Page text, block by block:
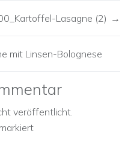
Lasagne (2)
mit Linsen-Bolognese
veröffentlicht.
markiert